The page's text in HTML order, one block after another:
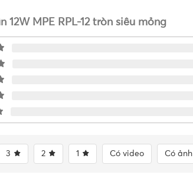
MPE RPL-12 tròn siêu mỏng
3 2 1 Có video Có ảnh